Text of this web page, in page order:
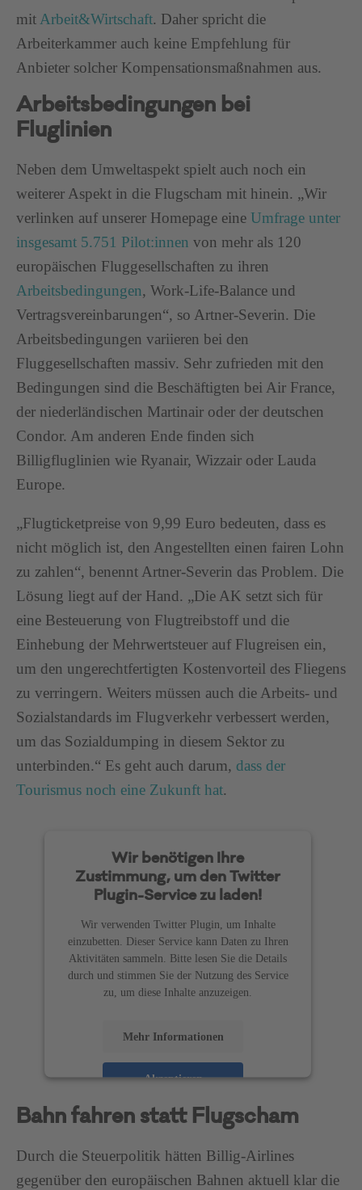
mitArbeit&Wirtschaft. Daher spricht die
Arbeiterkammer auch keine Empfehlung für
Anbieter solcher Kompensationsmaßnahmen aus.
Arbeitsbedingungen bei
Fluglinien
Neben dem Umweltaspekt spielt auch noch ein
weiterer Aspekt in die Flugscham mit hinein. „Wir
verlinken auf unserer Homepage eine Umfrage unter
insgesamt 5.751 Pilot:innen von mehr als 120
europäischen Fluggesellschaften zu ihren
Arbeitsbedingungen, Work-Life-Balance und
Vertragsvereinbarungen“, so Artner-Severin. Die
Arbeitsbedingungen variieren bei den
Fluggesellschaften massiv. Sehr zufrieden mit den
Bedingungen sind die Beschäftigten bei Air France,
der niederländischen Martinair oder der deutschen
Condor. Am anderen Ende finden sich
Billigfluglinien wie Ryanair, Wizzair oder Lauda
Europe.
„Flugticketpreise von 9,99 Euro bedeuten, dass es
nicht möglich ist, den Angestellten einen fairen Lohn
zu zahlen“, benennt Artner-Severin das Problem. Die
Lösung liegt auf der Hand. „Die AK setzt sich für
eine Besteuerung von Flugtreibstoff und die
Einhebung der Mehrwertsteuer auf Flugreisen ein,
um den ungerechtfertigten Kostenvorteil des Fliegens
zu verringern. Weiters müssen auch die Arbeits- und
Sozialstandards im Flugverkehr verbessert werden,
um das Sozialdumping in diesem Sektor zu
unterbinden.“ Es geht auch darum, dass der
Tourismus noch eine Zukunft hat.
Wir benötigen Ihre
Zustimmung, um den Twitter
Plugin-Service zu laden!
Wir verwenden Twitter Plugin, um Inhalte
einzubetten. Dieser Service kann Daten zu Ihren
Aktivitäten sammeln. Bitte lesen Sie die Details
durch und stimmen Sie der Nutzung des Service
zu, um diese Inhalte anzuzeigen.
Mehr Informationen
Akzeptieren
powered by
Usercentrics Consent Management
Platform
Bahn fahren statt Flugscham
Durch die Steuerpolitik hätten Billig-Airlines
gegenüber den europäischen Bahnen aktuell klar die